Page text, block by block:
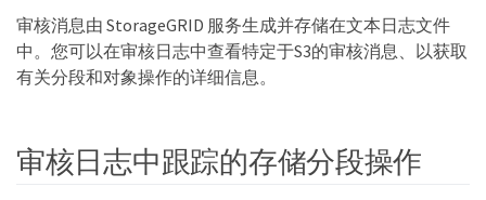
审核消息由 StorageGRID 服务生成并存储在文本日志文件
中。您可以在审核日志中查看特定于S3的审核消息、以获取
有关分段和对象操作的详细信息。
审核日志中跟踪的存储分段操作